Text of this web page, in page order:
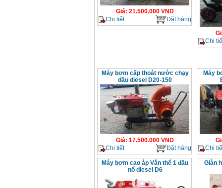
Giá: 21.500.000 VND
Chi tiết
Đặt hàng
Chi
Máy bơm cấp thoát nước chạy
dầu diesel D20-150
Giá: 17.500.000 VND
Chi tiết
Đặt hàng
Máy
Chi
Máy bơm cao áp Văn thể 1 đầu
nổ diesel D6
Giàn